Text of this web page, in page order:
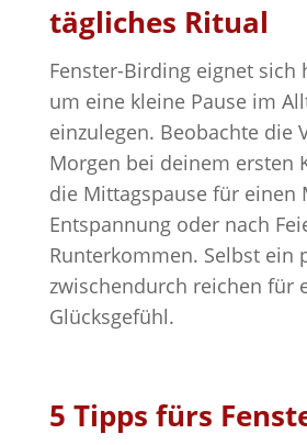
tägliches Ritual
Fenster-Birding eignet sich
um eine kleine Pause im
einzulegen. Beobachte die
Morgen bei deinem ersten
die Mittagspause für einen
Entspannung oder nach
Runterkommen. Selbst ein
zwischendurch reichen für
Glücksgefühl.
5 Tipps fürs